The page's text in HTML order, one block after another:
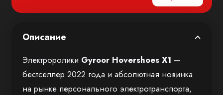
Описание
Электроролики Gyroor Hovershoes X1 —
бестселлер 2022 года и абсолютная новинка
на рынке персонального электротранспорта,